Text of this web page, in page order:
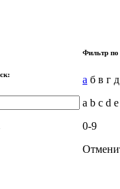
Фильтр по
а б в г
a b c d
0-9